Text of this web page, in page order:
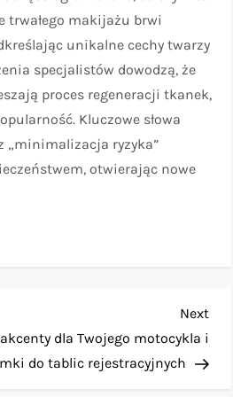
trwałego makijażu brwi
unikalne cechy twarzy
specjalistów dowodzą, że
proces regeneracji tkanek,
Kluczowe słowa
„minimalizacja ryzyka”
otwierając nowe
Next
dla Twojego motocykla i
do tablic rejestracyjnych